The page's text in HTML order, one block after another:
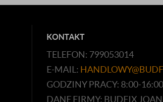
KONTAKT
TELEFON: 799053014
E-MAIL:
GODZINY PRACY: 8:00-
DANE FIRMY: BUDFIX